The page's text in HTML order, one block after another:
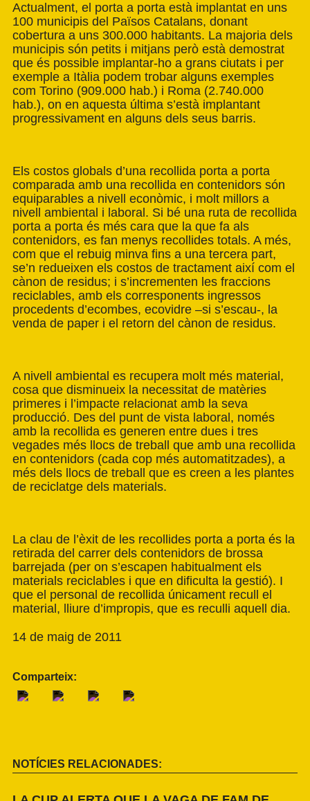
Actualment, el porta a porta està implantat en uns
100 municipis del Països Catalans, donant
cobertura a uns 300.000 habitants. La majoria dels
municipis són petits i mitjans però està demostrat
que és possible implantar-ho a grans ciutats i per
exemple a Itàlia podem trobar alguns exemples
com Torino (909.000 hab.) i Roma (2.740.000
hab.), on en aquesta última s’està implantant
progressivament en alguns dels seus barris.
Els costos globals d’una recollida porta a porta
comparada amb una recollida en contenidors són
equiparables a nivell econòmic, i molt millors a
nivell ambiental i laboral. Si bé una ruta de recollida
porta a porta és més cara que la que fa als
contenidors, es fan menys recollides totals. A més,
com que el rebuig minva fins a una tercera part,
se’n redueixen els costos de tractament així com el
cànon de residus; i s’incrementen les fraccions
reciclables, amb els corresponents ingressos
procedents d’ecombes, ecovidre –si s’escau-, la
venda de paper i el retorn del cànon de residus.
A nivell ambiental es recupera molt més material,
cosa que disminueix la necessitat de matèries
primeres i l’impacte relacionat amb la seva
producció. Des del punt de vista laboral, només
amb la recollida es generen entre dues i tres
vegades més llocs de treball que amb una recollida
en contenidors (cada cop més automatitzades), a
més dels llocs de treball que es creen a les plantes
de reciclatge dels materials.
La clau de l’èxit de les recollides porta a porta és la
retirada del carrer dels contenidors de brossa
barrejada (per on s’escapen habitualment els
materials reciclables i que en dificulta la gestió). I
que el personal de recollida únicament recull el
material, lliure d’impropis, que es reculli aquell dia.
14 de maig de 2011
Comparteix:
NOTÍCIES RELACIONADES: